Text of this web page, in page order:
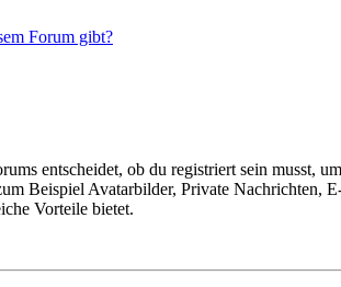
Forum gibt?
entscheidet, ob du registriert sein musst,
Beispiel Avatarbilder, Private Nachrichten,
Vorteile bietet.